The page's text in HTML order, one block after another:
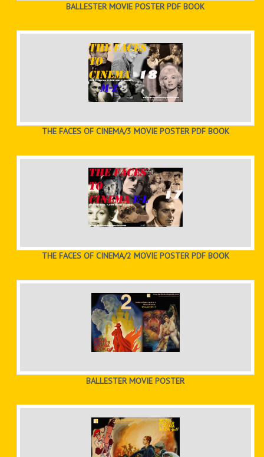
BALLESTER MOVIE POSTER PDF BOOK
THE FACES OF CINEMA/3 MOVIE POSTER PDF BOOK
THE FACES OF CINEMA/2 MOVIE POSTER PDF BOOK
BALLESTER MOVIE POSTER